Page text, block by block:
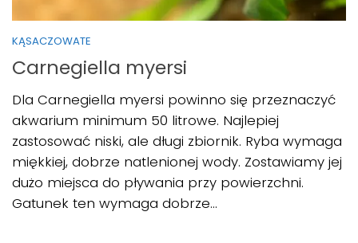
KĄSACZOWATE
Carnegiella myersi
Dla Carnegiella myersi powinno się przeznaczyć
akwarium minimum 50 litrowe. Najlepiej
zastosować niski, ale długi zbiornik. Ryba wymaga
miękkiej, dobrze natlenionej wody. Zostawiamy jej
dużo miejsca do pływania przy powierzchni.
Gatunek ten wymaga dobrze...